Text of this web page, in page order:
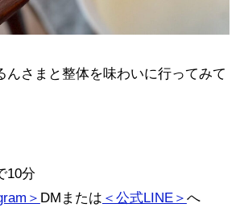
んさまと整体を味わいに行ってみて
10分
＞ DMまたは ＜公式LINE＞ へ